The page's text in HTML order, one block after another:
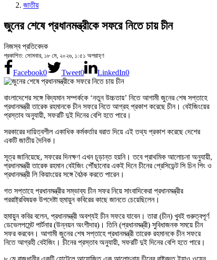
জাতীয়
জুনের শেষে প্রধানমন্ত্রীকে সফরে নিতে চায় চীন
নিজস্ব প্রতিবেদক
প্রকাশিত: সোমবার, ১৮ মে, ২০২৬, ১:৫১ অপরাহ্ণ
Facebook0 Tweet0 LinkedIn0
বাংলাদেশের সঙ্গে বিদ্যমান সম্পর্ককে ‘নতুন উচ্চতায়’ নিতে আগামী জুনের শেষ সপ্তাহে
প্রধানমন্ত্রী তারেক রহমানকে চীন সফরে নিতে আগ্রহ প্রকাশ করেছে চীন। বেইজিংয়ের
প্রস্তাব অনুযায়ী, সফরটি দুই দিনের বেশি হতে পারে।
সরকারের দায়িত্বশীল একাধিক কর্মকর্তার বরাত দিয়ে এই তথ্য প্রকাশ করেছে দেশের
একটি জাতীয় দৈনিক।
সূত্র জানিয়েছে, সফরের দিনক্ষণ এখন চূড়ান্ত হয়নি। তবে প্রাথমিক আলোচনা অনুযায়ী,
প্রধানমন্ত্রী তারেক রহমান বেইজিং পৌঁছানোর একই দিনে চীনের প্রেসিডেন্ট সি চিন পিং ও
প্রধানমন্ত্রী লি কিয়াংয়ের সঙ্গে বৈঠক করতে পারেন।
গত সপ্তাহে প্রধানমন্ত্রীর সম্ভাব্য চীন সফর নিয়ে সাংবাদিকেরা প্রধানমন্ত্রীর
পররাষ্ট্রবিষয়ক উপদেষ্টা হুমায়ুন কবিরের কাছে জানতে চেয়েছিলেন।
হুমায়ুন কবির বলেন, প্রধানমন্ত্রী অবশ্যই চীন সফরে যাবেন। তারা (চীন) খুবই গুরুত্বপূর্ণ
ডেভেলপমেন্ট পার্টনার (উন্নয়ন অংশীদার)। তিনি (প্রধানমন্ত্রী) সুবিধাজনক সময়ে চীন
সফর করবেন। আগামী জুনের শেষ সপ্তাহে প্রধানমন্ত্রী তারেক রহমানকে চীন সফরে
নিতে আগ্রহী বেইজিং। চীনের প্রস্তাব অনুযায়ী, সফরটি দুই দিনের বেশি হতে পারে।